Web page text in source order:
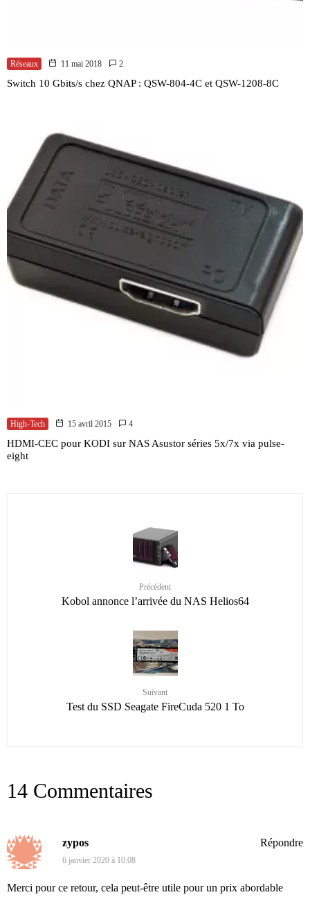
Réseaux 11 mai 2018 2
Switch 10 Gbits/s chez QNAP : QSW-804-4C et QSW-1208-8C
High-Tech 15 avril 2015 4
HDMI-CEC pour KODI sur NAS Asustor séries 5x/7x via pulse-
eight
Précédent
Kobol annonce l’arrivée du NAS Helios64
Suivant
Test du SSD Seagate FireCuda 520 1 To
14 Commentaires
zypos
6 janvier 2020 à 10:08
Merci pour ce retour, cela peut-être utile pour un prix abordable
Répondre